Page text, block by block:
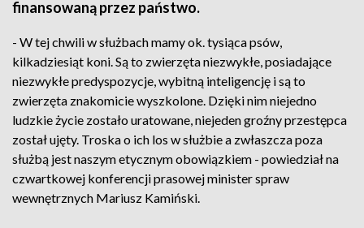
finansowaną przez państwo.
- W tej chwili w służbach mamy ok. tysiąca psów,
kilkadziesiąt koni. Są to zwierzęta niezwykłe, posiadające
niezwykłe predyspozycje, wybitną inteligencję i są to
zwierzęta znakomicie wyszkolone. Dzięki nim niejedno
ludzkie życie zostało uratowane, niejeden groźny przestępca
został ujęty. Troska o ich los w służbie a zwłaszcza poza
służbą jest naszym etycznym obowiązkiem - powiedział na
czwartkowej konferencji prasowej minister spraw
wewnętrznych Mariusz Kamiński.